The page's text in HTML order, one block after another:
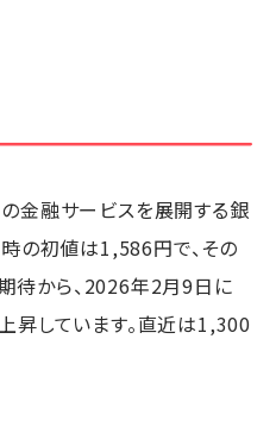
金融サービスを展開する銀
の初値は1,586円で、その
待から、2026年2月9日に
しています。直近は1,300